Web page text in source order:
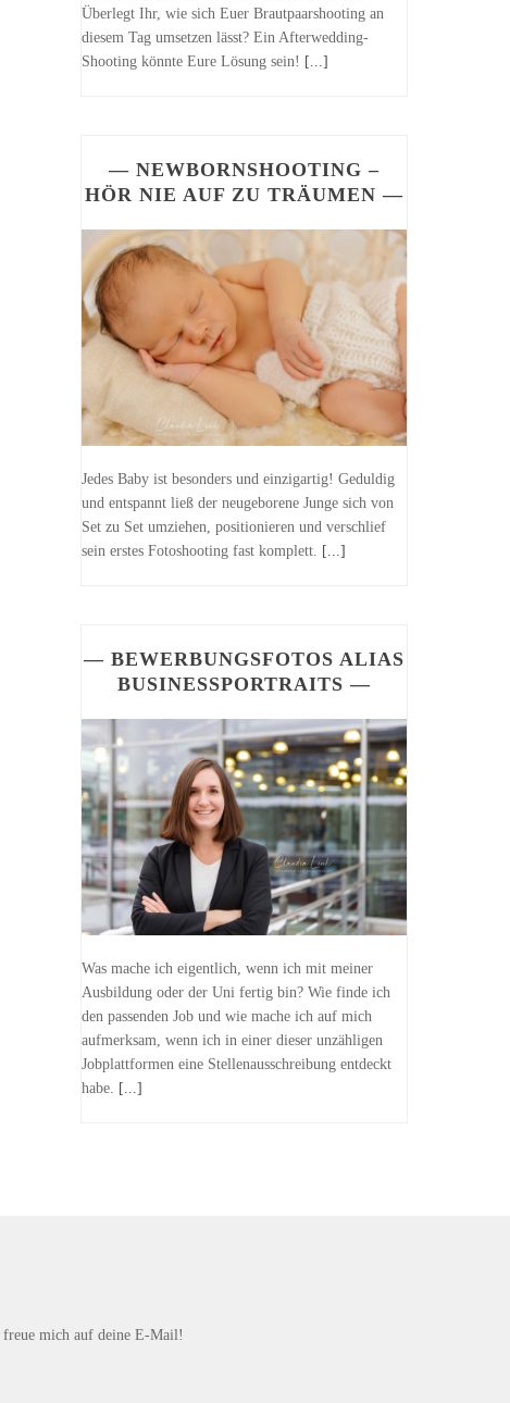
Überlegt Ihr, wie sich Euer Brautpaarshooting an
diesem Tag umsetzen lässt? Ein Afterwedding-
Shooting könnte Eure Lösung sein! [...]
— NEWBORNSHOOTING –
HÖR NIE AUF ZU TRÄUMEN —
Jedes Baby ist besonders und einzigartig! Geduldig
und entspannt ließ der neugeborene Junge sich von
Set zu Set umziehen, positionieren und verschlief
sein erstes Fotoshooting fast komplett. [...]
— BEWERBUNGSFOTOS ALIAS
BUSINESSPORTRAITS —
Was mache ich eigentlich, wenn ich mit meiner
Ausbildung oder der Uni fertig bin? Wie finde ich
den passenden Job und wie mache ich auf mich
aufmerksam, wenn ich in einer dieser unzähligen
Jobplattformen eine Stellenausschreibung entdeckt
habe. [...]
mich auf deine E-Mail!